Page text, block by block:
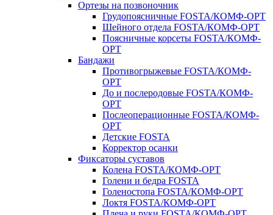
Ортезы на позвоночник
Грудопоясничные FOSTA/КОМФ-ОРТ
Шейного отдела FOSTA/КОМФ-ОРТ
Поясничные корсеты FOSTA/КОМФ-
ОРТ
Бандажи
Противогрыжевые FOSTA/КОМФ-
ОРТ
До и послеродовые FOSTA/КОМФ-
ОРТ
Послеоперационные FOSTA/КОМФ-
ОРТ
Детские FOSTA
Корректор осанки
Фиксаторы суставов
Колена FOSTA/КОМФ-ОРТ
Голени и бедра FOSTA
Голеностопа FOSTA/КОМФ-ОРТ
Локтя FOSTA/КОМФ-ОРТ